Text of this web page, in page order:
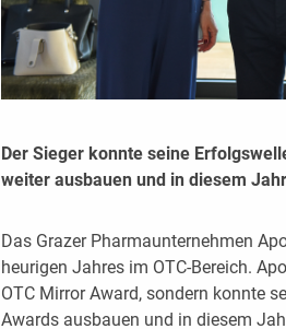
Der Sieger konnte seine
weiter ausbauen und in diesem
Das Grazer Pharmaunternehmen
heurigen Jahres im OTC-Bereich.
OTC Mirror Award, sondern konnte
Awards ausbauen und in diesem